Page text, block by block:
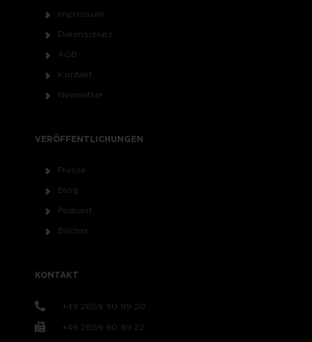
Impressum
Datenschutz
AGB
Kontakt
Newsletter
VERÖFFENTLICHUNGEN
Presse
Blog
Podcast
Bücher
KONTAKT
+49 2859 90 99 20
+49 2859 90 99 22